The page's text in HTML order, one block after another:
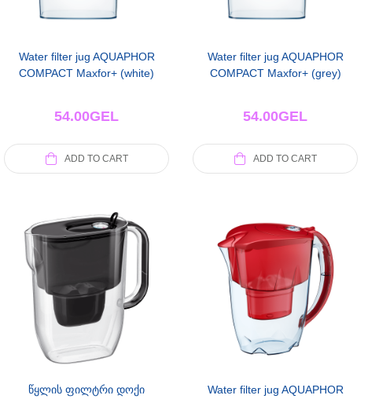
Water filter jug AQUAPHOR
COMPACT Maxfor+ (white)
54.00GEL
ADD TO CART
Water filter jug AQUAPHOR
COMPACT Maxfor+ (grey)
54.00GEL
ADD TO CART
წყლის ფილტრი დოქი
Water filter jug AQUAPHOR